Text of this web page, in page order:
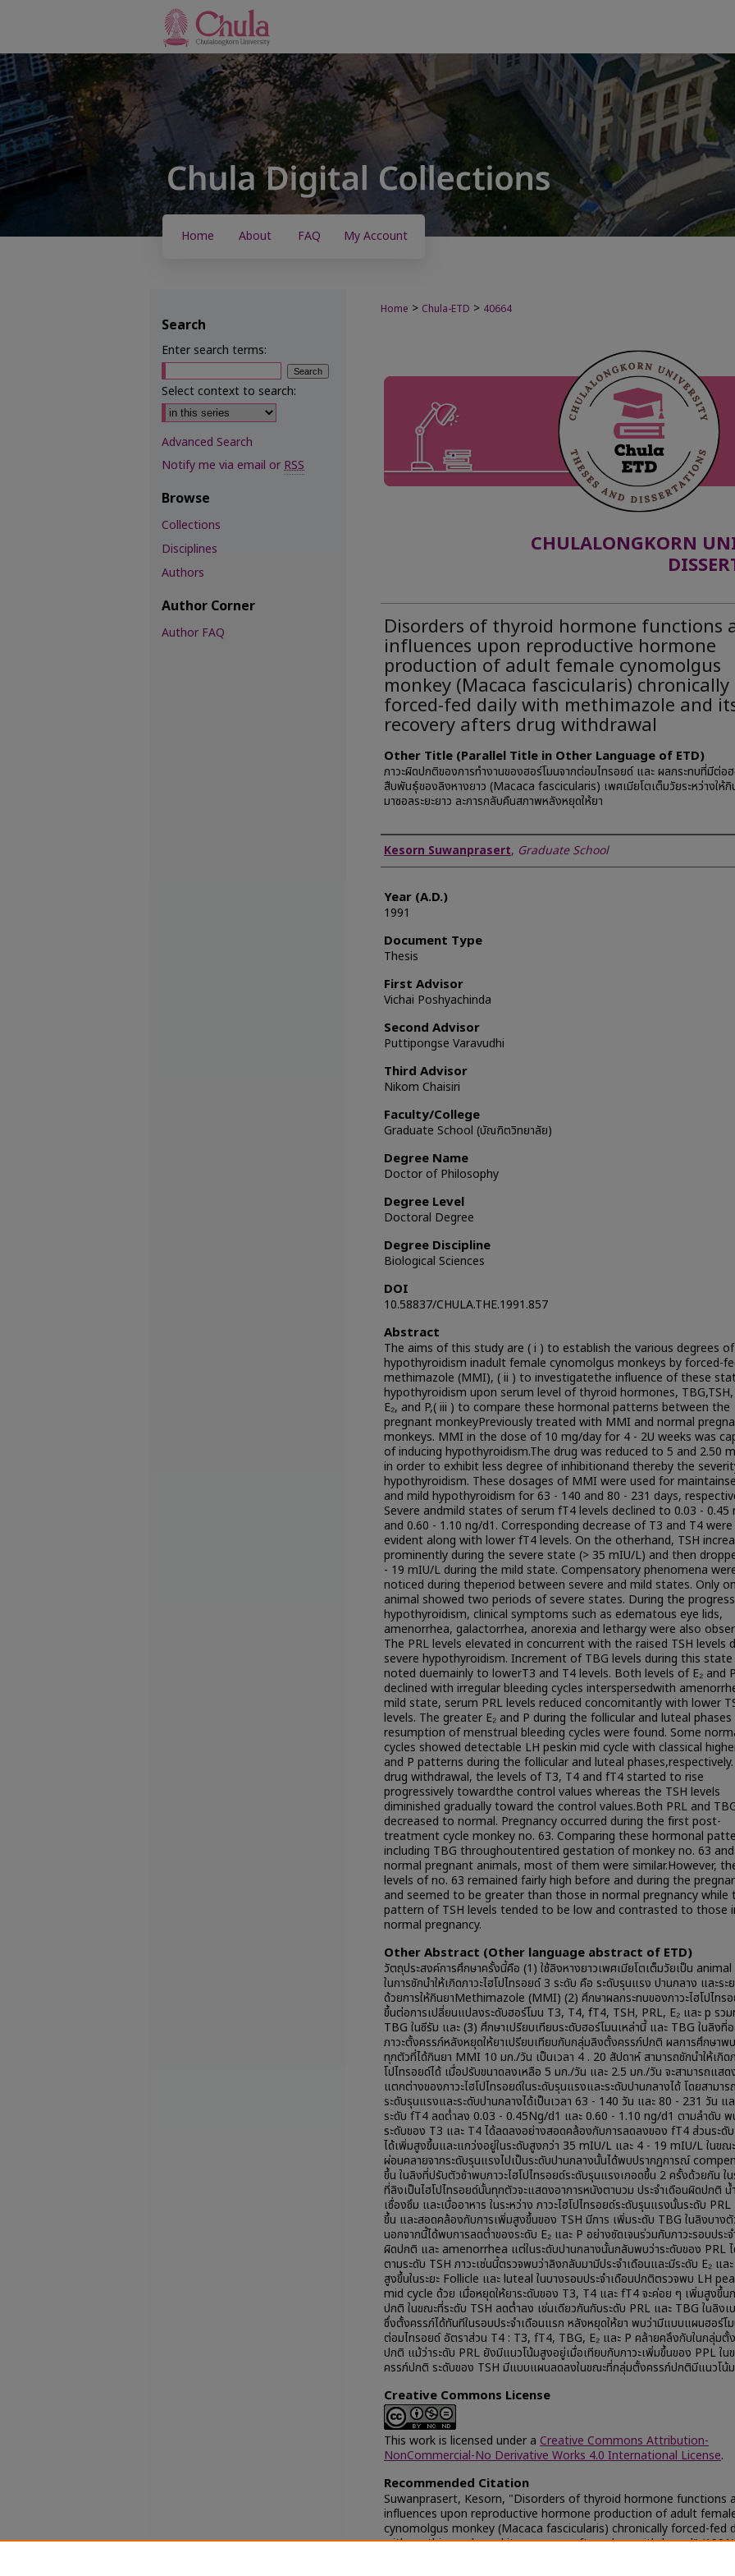
Home About FAQ My Account
Home > Chula-ETD > 40664
CHULALONGKORN
Disorders of thyroid hormone functions
influences upon reproductive hormone
production of adult female cynomolgus
monkey (Macaca fascicularis) chronically
forced-fed daily with methimazole and
recovery afters drug withdrawal
Other Title (Parallel Title in Other Language of ETD)
ภาวะผิดปกติของการทำงานของฮอร์โมนจากต่อมไทรอยด์ และ ผลกระทบที่มีต่อ
สืบพันธุ์ของลิงหางยาว (Macaca fascicularis) เพศเมียโตเต็มวัยระหว่างให้กิ
มาซอลระยะยาว ละการกลับคืนสภาพหลังหยุดให้ยา
Author
Kesorn Suwanprasert, Graduate School
Year (A.D.)
1991
Document Type
Thesis
First Advisor
Vichai Poshyachinda
Second Advisor
Puttipongse Varavudhi
Third Advisor
Nikom Chaisiri
Faculty/College
Graduate School (บัณฑิตวิทยาลัย)
Degree Name
Doctor of Philosophy
Degree Level
Doctoral Degree
Degree Discipline
Biological Sciences
DOI
10.58837/CHULA.THE.1991.857
Abstract
The aims of this study are ( i ) to establish the various degrees of
hypothyroidism inadult female cynomolgus monkeys by forced-
methimazole (MMI), ( ii ) to investigatethe influence of these
hypothyroidism upon serum level of thyroid hormones, TBG,TSH,
E₂, and P,( iii ) to compare these hormonal patterns between the
pregnant monkeyPreviously treated with MMI and normal
monkeys. MMI in the dose of 10 mg/day for 4 - 2U weeks was
of inducing hypothyroidism.The drug was reduced to 5 and 2.50
in order to exhibit less degree of inhibitionand thereby the
hypothyroidism. These dosages of MMI were used for
and mild hypothyroidism for 63 - 140 and 80 - 231 days,
Severe andmild states of serum fT4 levels declined to 0.03 - 0.45
and 0.60 - 1.10 ng/d1. Corresponding decrease of T3 and T4 were
evident along with lower fT4 levels. On the otherhand, TSH
prominently during the severe state (> 35 mIU/L) and then
- 19 mIU/L during the mild state. Compensatory phenomena
noticed during theperiod between severe and mild states. Only
animal showed two periods of severe states. During the
hypothyroidism, clinical symptoms such as edematous eye lids,
amenorrhea, galactorrhea, anorexia and lethargy were also
The PRL levels elevated in concurrent with the raised TSH levels
severe hypothyroidism. Increment of TBG levels during this state
noted duemainly to lowerT3 and T4 levels. Both levels of E₂ and P
declined with irregular bleeding cycles interspersedwith
mild state, serum PRL levels reduced concomitantly with lower
levels. The greater E₂ and P during the follicular and luteal
resumption of menstrual bleeding cycles were found. Some
cycles showed detectable LH peskin mid cycle with classical
and P patterns during the follicular and luteal
drug withdrawal, the levels of T3, T4 and fT4 started to rise
progressively towardthe control values whereas the TSH levels
diminished gradually toward the control values.Both PRL and
decreased to normal. Pregnancy occurred during the first post-
treatment cycle monkey no. 63. Comparing these hormonal
including TBG throughoutentired gestation of monkey no. 63 and
normal pregnant animals, most of them were similar.However,
levels of no. 63 remained fairly high before and during the
and seemed to be greater than those in normal pregnancy while
pattern of TSH levels tended to be low and contrasted to those
normal pregnancy.
Other Abstract (Other language abstract of ETD)
วัตถุประสงค์การศึกษาครั้งนี้คือ (1) ใช้ลิงหางยาวเพศเมียโตเต็มวัยเป็น
ในการชักนำให้เกิดภาวะไฮโปไทรอยด์ 3 ระดับ คือ ระดับรุนแรง ปานกลาง และระ
ด้วยการให้กินยาMethimazole (MMI) (2) ศึกษาผลกระทบของภาวะไฮโปไทร
ขึ้นต่อการเปลี่ยนแปลงระดับฮอร์โมน T3, T4, fT4, TSH, PRL, E₂ และ p รว
TBG ในซีรัม และ (3) ศึกษาเปรียบเทียบระดับฮอร์โมนเหล่านี้ และ TBG ในลิงที่อ
ภาวะตั้งครรภ์หลังหยุดให้ยาเปรียบเทียบกับกลุ่มลิงตั้งครรภ์ปกติ ผลการศึกษาพ
ทุกตัวที่ได้กินยา MMI 10 มก./วัน เป็นเวลา 4 . 20 สัปดาห์ สามารถชักนำให้เกิดภ
โปไทรอยด์ได้ เมื่อปรับขนาดลงเหลือ 5 มก./วัน และ 2.5 มก./วัน จะสามารถแสด
แตกต่างของภาวะไฮโปไทรอยด์ในระดับรุนแรงและระดับปานกลางได้ โดยสามาร
ระดับรุนแรงและระดับปานกลางได้เป็นเวลา 63 - 140 วัน และ 80 - 231 วัน แ
ระดับ fT4 ลดต่ำลง 0.03 - 0.45Ng/d1 และ 0.60 - 1.10 ng/d1 ตามลำดับ พ
ระดับของ T3 และ T4 ได้ลดลงอย่างสอดคล้องกับการลดลงของ fT4 ส่วนระดั
ได้เพิ่มสูงขึ้นและแกว่งอยู่ในระดับสูงกว่า 35 mIU/L และ 4 - 19 mIU/L ในขณ
ผ่อนคลายจากระดับรุนแรงไปเป็นระดับปานกลางนั้นได้พบปรากฏการณ์
ขึ้น ในลิงที่ปรับตัวช้าพบภาวะไฮโปไทรอยด์ระดับรุนแรงเกอดขึ้น 2 ครั้งด้วยกัน ใน
ที่ลิงเป็นไฮโปไทรอยด์นั้นทุกตัวจะแสดงอาการหนังตาบวม ประจำเดือนผิดปกติ น้
เซื่องซึม และเบื่ออาหาร ในระหว่าง ภาวะไฮโปไทรอยด์ระดับรุนแรงนั้นระดับ
ขึ้น และสอดคล้องกับการเพิ่มสูงขึ้นของ TSH มีการ เพิ่มระดับ TBG ในลิงบางตั
นอกจากนี้ได้พบการลดต่ำของระดับ E₂ และ P อย่างชัดเจนร่วมกับภาวะรอบประจ
ผิดปกติ และ amenorrhea แต่ในระดับปานกลางนั้นกลับพบว่าระดับของ PRL
ตามระดับ TSH ภาวะเช่นนี้ตรวจพบว่าลิงกลับมามีประจำเดือนและมีระดับ E₂ แล
สูงขึ้นในระยะ Follicle และ luteal ในบางรอบประจำเดือนปกติตรวจพบ LH
mid cycle ด้วย เมื่อหยุดให้ยาระดับของ T3, T4 และ fT4 จะค่อย ๆ เพิ่มสูงขึ้น
ปกติ ในขณะที่ระดับ TSH ลดต่ำลง เช่นเดียวกันกับระดับ PRL และ TBG ในลิงเ
ซึ่งตั้งครรภ์ได้ทันทีในรอบประจำเดือนแรก หลังหยุดให้ยา พบว่ามีแบบแผนฮอร์โ
ต่อมไทรอยด์ อัตราส่วน T4 : T3, fT4, TBG, E₂ และ P คล้ายคลึงกับในกลุ่มตั้
ปกติ แม้ว่าระดับ PRL ยังมีแนวโน้มสูงอยู่เมื่อเทียบกับภาวะเพิ่มขึ้นของ PPL ใน
ครรภ์ปกติ ระดับของ TSH มีแบบแผนลดลงในขณะที่กลุ่มตั้งครรภ์ปกติมีแนวโน้
Creative Commons License
This work is licensed under a Creative Commons Attribution-
NonCommercial-No Derivative Works 4.0 International License.
Recommended Citation
Suwanprasert, Kesorn, "Disorders of thyroid hormone functions
influences upon reproductive hormone production of adult
cynomolgus monkey (Macaca fascicularis) chronically forced-fed
with methimazole and its recovery afters drug withdrawal"
Search
Enter search terms:
Select context to search:
Advanced Search
Notify me via email orRSS
Browse
Collections
Disciplines
Authors
Author Corner
Author FAQ